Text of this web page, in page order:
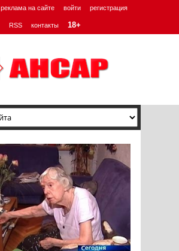
реклама на сайте войти регистрация
RSS контакты 18+